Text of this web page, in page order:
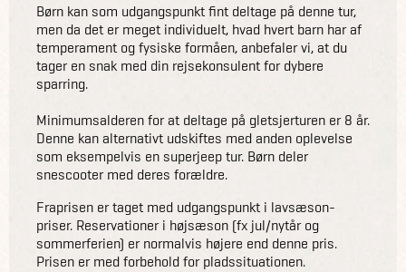
Børn kan som udgangspunkt fint deltage på denne tur,
men da det er meget individuelt, hvad hvert barn har af
temperament og fysiske formåen, anbefaler vi, at du
tager en snak med din rejsekonsulent for dybere
sparring.
Minimumsalderen for at deltage på gletsjerturen er 8 år.
Denne kan alternativt udskiftes med anden oplevelse
som eksempelvis en superjeep tur. Børn deler
snescooter med deres forældre.
Fraprisen er taget med udgangspunkt i lavsæson-
priser. Reservationer i højsæson (fx jul/nytår og
sommerferien) er normalvis højere end denne pris.
Prisen er med forbehold for pladssituationen.